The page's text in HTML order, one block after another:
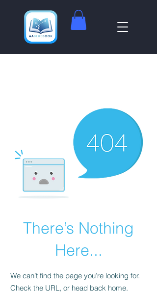
There’s Nothing
Here...
We can’t find the page you’re looking for.
Check the URL, or head back home.